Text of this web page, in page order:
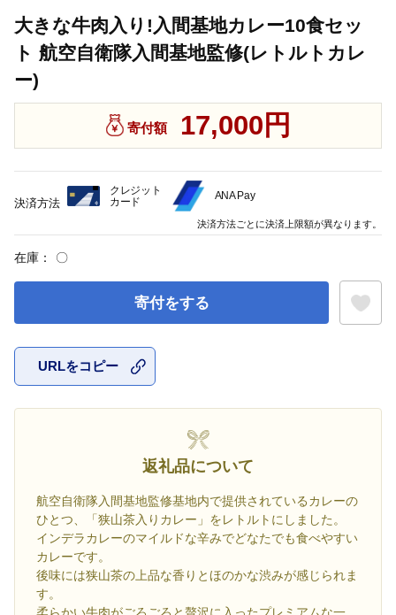
大きな牛肉入り!入間基地カレー10食セッ
ト 航空自衛隊入間基地監修(レトルトカレ
ー)
寄付額 17,000円
在庫： 〇
寄付をする
URLをコピー
返礼品について
航空自衛隊入間基地監修基地内で提供されているカレーの
ひとつ、「狭山茶入りカレー」をレトルトにしました。
インデラカレーのマイルドな辛みでどなたでも食べやすい
カレーです。
後味には狭山茶の上品な香りとほのかな渋みが感じられま
す。
決済方法
クレジット
カード
ANA Pay
決済方法ごとに決済上限額が異なります。